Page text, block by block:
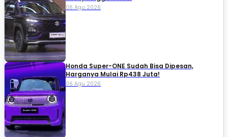
06 Agu 2026
Honda Super-ONE Sudah Bisa Dipesan,
Harganya Mulai Rp438 Juta!
06 Agu 2026